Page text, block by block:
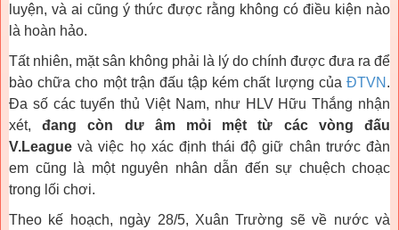
luyện, và ai cũng ý thức được rằng không có điều kiện nào
là hoàn hảo.
Tất nhiên, mặt sân không phải là lý do chính được đưa ra để
bào chữa cho một trận đấu tập kém chất lượng của ĐTVN .
Đa số các tuyển thủ Việt Nam, như HLV Hữu Thắng nhận
xét,đang còn dư âm mỏi mệt từ các vòng đấu
V.League và việc họ xác định thái độ giữ chân trước đàn
em cũng là một nguyên nhân dẫn đến sự chuệch choạc
trong lối chơi.
Theo kế hoạch, ngày 28/5, Xuân Trường sẽ về nước và